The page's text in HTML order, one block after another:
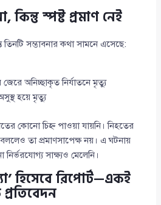
কিন্তু স্পষ্ট প্রমাণ নেই
সম্ভাবনার কথা সামনে এসেছে:
জেরে অনিচ্ছাকৃত নির্যাতনে মৃত্যু
হয়ে মৃত্যু
কোনো চিহ্ন পাওয়া যায়নি। নিহতের
তা প্রমাণসাপেক্ষ নয়। এ ঘটনায়
নির্ভরযোগ্য সাক্ষ্যও মেলেনি।
হিসেবে রিপোর্ট—একই